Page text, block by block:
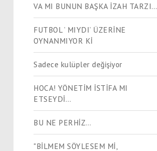
VA MI BUNUN BAŞKA İZAH TARZI…
FUTBOL ’ MIYDI’ ÜZERİNE
OYNANMIYOR Kİ
Sadece kulüpler değişiyor
HOCA! YÖNETİM İSTİFA MI
ETSEYDİ…
BU NE PERHİZ…
"BİLMEM SÖYLESEM Mİ,